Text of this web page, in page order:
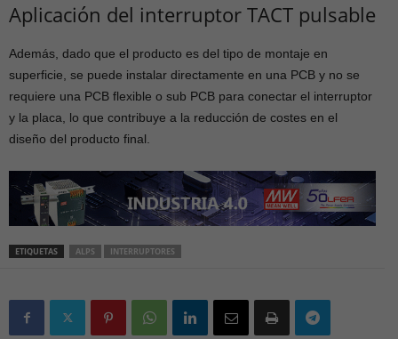
Aplicación del interruptor TACT pulsable
Además, dado que el producto es del tipo de montaje en
superficie, se puede instalar directamente en una PCB y no se
requiere una PCB flexible o sub PCB para conectar el interruptor
y la placa, lo que contribuye a la reducción de costes en el
diseño del producto final.
ETIQUETAS ALPS INTERRUPTORES